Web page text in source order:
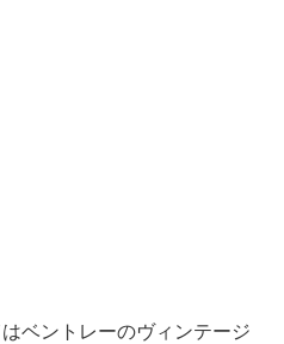
ベントレーのヴィンテージ